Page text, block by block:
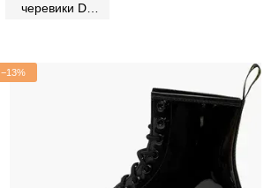
черевики Dr.
−13%